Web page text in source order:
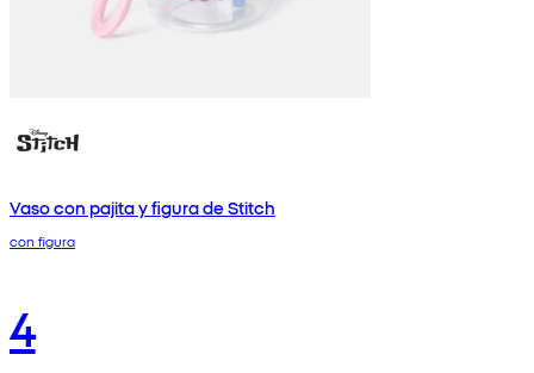
Vaso con pajita y figura de Stitch
con figura
4